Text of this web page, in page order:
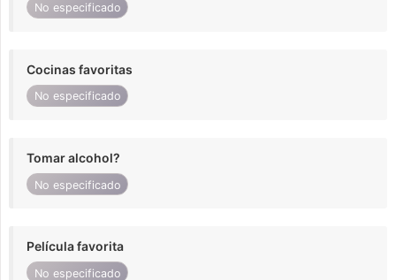
No especificado
Cocinas favoritas
No especificado
Tomar alcohol?
No especificado
Película favorita
No especificado